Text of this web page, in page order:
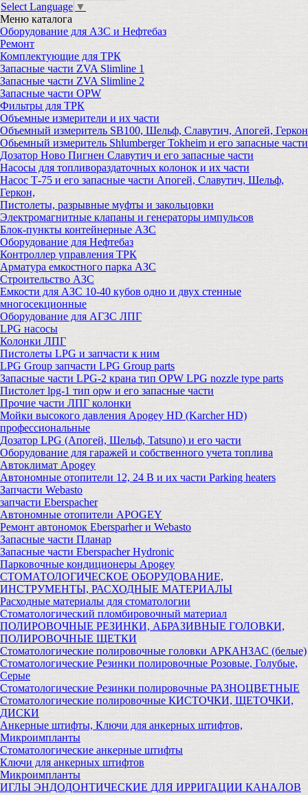
Select Language ▼
Меню каталога
Оборудование для АЗС и Нефтебаз
Ремонт
Комплектующие для ТРК
Запасные части ZVA Slimline 1
Запасные части ZVA Slimline 2
Запасные части OPW
Фильтры для ТРК
Объемные измерители и их части
Объемный измеритель SB100, Шельф, Славутич, Апогей, Геркон
Обьемный измеритель Shlumberger Tokheim и его запасные части
Дозатор Ново Пигнен Славутич и его запасные части
Насосы для топливораздаточных колонок и их части
Насос Т-75 и его запасные части Апогей, Славутич, Шельф,
Геркон,
Пистолеты, разрывные муфты и закольцовки
Электромагнитные клапаны и генераторы импульсов
Блок-пункты контейнерные АЗС
Оборудование для Нефтебаз
Контроллер управления ТРК
Арматура емкостного парка АЗС
Строительство АЗС
Емкости для АЗС 10-40 кубов одно и двух стенные
многосекционные
Оборудование для АГЗС ЛПГ
LPG насосы
Колонки ЛПГ
Пистолеты LPG и запчасти к ним
LPG Group запчасти LPG Group parts
Запасные части LPG-2 крана тип OPW LPG nozzle type parts
Пистолет lpg-1 тип opw и его запасные части
Прочие части ЛПГ колонки
Мойки высокого давления Apogey HD (Karcher HD)
профессиональные
Дозатор LPG (Апогей, Шельф, Tatsuno) и его части
Оборудование для гаражей и собственного учета топлива
Автоклимат Apogey
Автономные отопители 12, 24 В и их части Parking heaters
Запчасти Webasto
запчасти Eberspacher
Автономные отопители APOGEY
Ремонт автономок Ebersparher и Webasto
Запасные части Планар
Запасные части Eberspacher Hydronic
Парковочные кондиционеры Apogey
СТОМАТОЛОГИЧЕСКОЕ ОБОРУДОВАНИЕ,
ИНСТРУМЕНТЫ, РАСХОДНЫЕ МАТЕРИАЛЫ
Расходные материалы для стоматологии
Стоматологический пломбировочный материал
ПОЛИРОВОЧНЫЕ РЕЗИНКИ, АБРАЗИВНЫЕ ГОЛОВКИ,
ПОЛИРОВОЧНЫЕ ЩЕТКИ
Стоматологические полировочные головки АРКАНЗАС (белые)
Стоматологические Резинки полировочные Розовые, Голубые,
Серые
Стоматологические Резинки полировочные РАЗНОЦВЕТНЫЕ
Стоматологические полировочные КИСТОЧКИ, ЩЕТОЧКИ,
ДИСКИ
Анкерные штифты, Ключи для анкерных штифтов,
Микроимпланты
Стоматологические анкерные штифты
Ключи для анкерных штифтов
Микроимпланты
ИГЛЫ ЭНДОДОНТИЧЕСКИЕ ДЛЯ ИРРИГАЦИИ КАНАЛОВ